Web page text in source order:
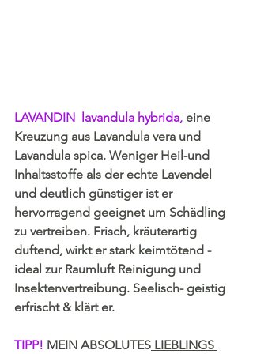
LAVANDIN  lavandula hybrida, eine
Kreuzung aus Lavandula vera und
Lavandula spica. Weniger Heil-und
Inhaltsstoffe als der echte Lavendel
und deutlich günstiger ist er
hervorragend geeignet um Schädling
zu vertreiben. Frisch, kräuterartig
duftend, wirkt er stark keimtötend -
ideal zur Raumluft Reinigung und
Insektenvertreibung. Seelisch- geistig
erfrischt & klärt er.
TIPP! MEIN ABSOLUTES LIEBLINGS